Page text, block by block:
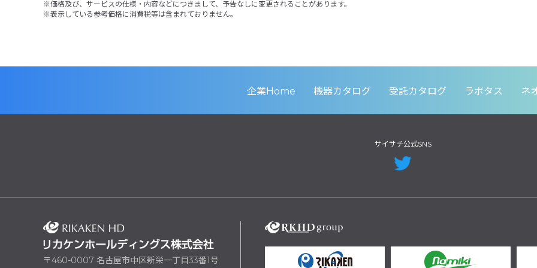
価格及び、サービスの仕様・内容などにつきまして、予告なしに変更されることがあります。
表示している参考価格に消費税等は含まれておりません。
企業Home 機器カタログ 受託カタログ ラボタス ネ
サイサチ公式SNS
〒460-0007 名古屋市中区新栄一丁目33番1号